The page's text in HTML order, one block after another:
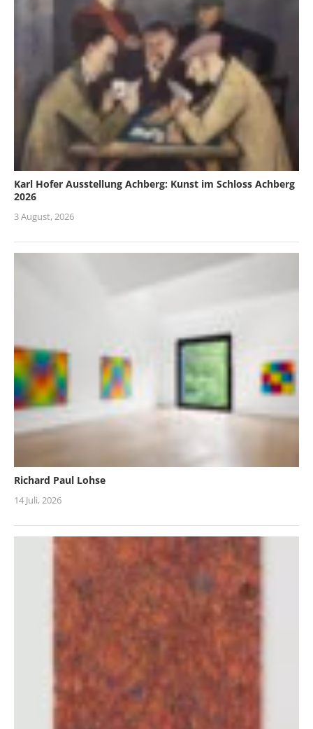
Karl Hofer Ausstellung Achberg: Kunst im Schloss Achberg
2026
3 August, 2026
Richard Paul Lohse
14 Juli, 2026